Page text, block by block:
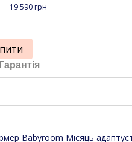
19 590 грн
Гарантія
Babyroom Місяць